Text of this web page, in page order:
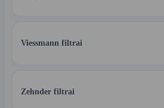
Viessmann filtrai
Zehnder filtrai